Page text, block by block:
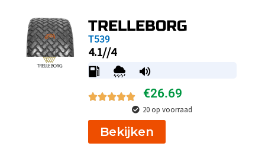
TRELLEBORG
T539
4.1//4
€26.69
20 op voorraad
Bekijken